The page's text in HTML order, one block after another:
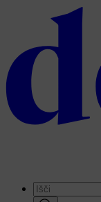
content